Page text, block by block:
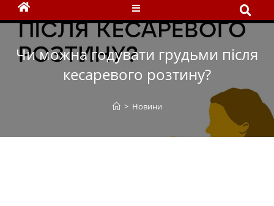
Чи можна годувати грудьми після
кесаревого розтину?
> Новини